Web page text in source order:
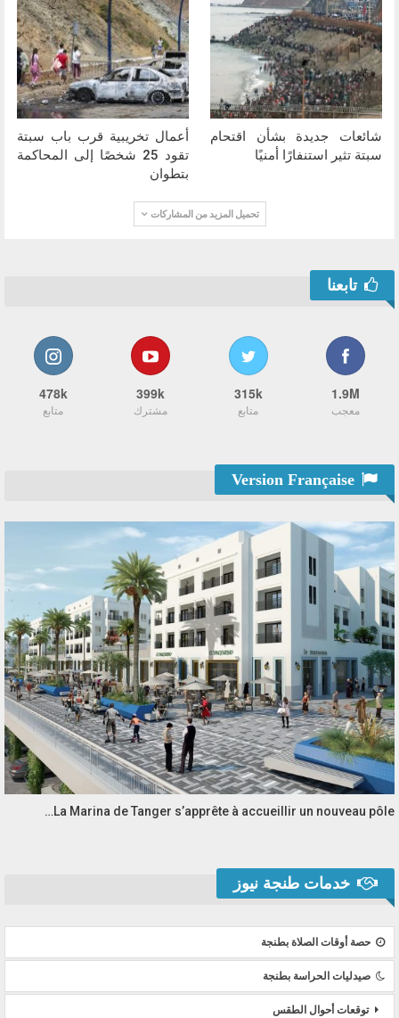
شائعات جديدة بشأن اقتحام
سبتة تثير استنفارًا أمنيًا
أعمال تخريبية قرب باب سبتة
تقود 25 شخصًا إلى المحاكمة
بتطوان
تحميل المزيد من المشاركات
تابعنا
1.9M
معجب
315k
متابع
399k
مشترك
478k
متابع
La Marina de Tanger s’apprête à accueillir un nouveau pôle…
خدمات طنجة نيوز
حصة أوقات الصلاة بطنجة
صيدليات الحراسة بطنجة
توقعات أحوال الطقس